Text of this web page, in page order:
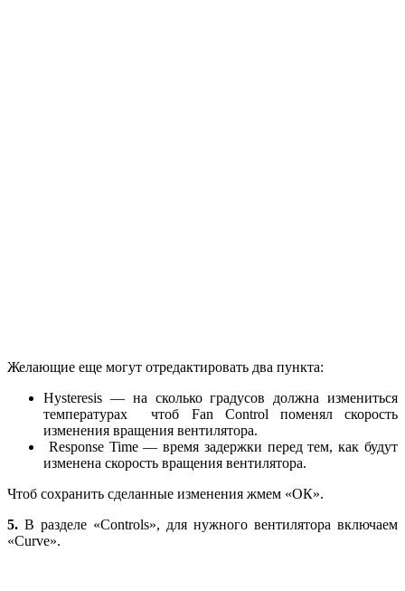
Желающие еще могут отредактировать два пункта:
Hysteresis — на сколько градусов должна измениться
температурах чтоб Fan Control поменял скорость
изменения вращения вентилятора.
Response Time — время задержки перед тем, как будут
изменена скорость вращения вентилятора.
Чтоб сохранить сделанные изменения жмем «ОК».
5. В разделе «Controls», для нужного вентилятора включаем
«Curve».